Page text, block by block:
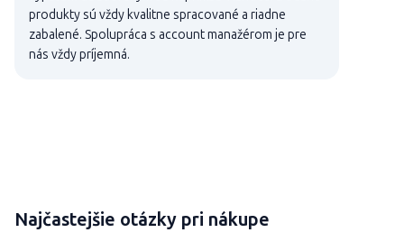
produkty sú vždy kvalitne spracované a riadne
zabalené. Spolupráca s account manažérom je pre
nás vždy príjemná.
Najčastejšie otázky pri nákupe